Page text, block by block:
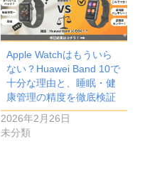
Apple Watchはもういら
ない？Huawei Band 10で
十分な理由と、睡眠・健
康管理の精度を徹底検証
2026年2月26日
未分類